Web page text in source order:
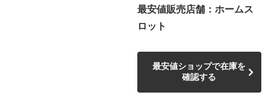
最安値販売店舗：ホームス
ロット
最安値ショップで在庫を
確認する